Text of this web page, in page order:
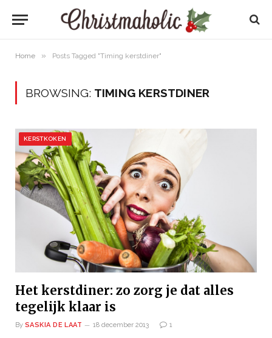
Home » Posts Tagged "Timing kerstdiner"
BROWSING: TIMING KERSTDINER
KERSTKOKEN
Het kerstdiner: zo zorg je dat alles
tegelijk klaar is
By SASKIA DE LAAT 18 december 2013 1